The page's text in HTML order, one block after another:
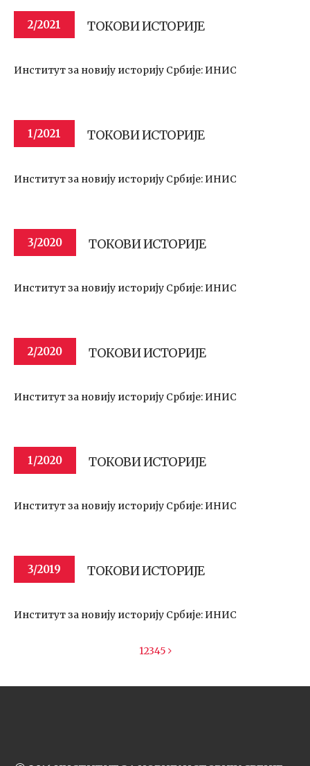
2/2021 ТОКОВИ ИСТОРИЈЕ
Институт за новију историју Србије: ИНИС
1/2021 ТОКОВИ ИСТОРИЈЕ
Институт за новију историју Србије: ИНИС
3/2020 ТОКОВИ ИСТОРИЈЕ
Институт за новију историју Србије: ИНИС
2/2020 ТОКОВИ ИСТОРИЈЕ
Институт за новију историју Србије: ИНИС
1/2020 ТОКОВИ ИСТОРИЈЕ
Институт за новију историју Србије: ИНИС
3/2019 ТОКОВИ ИСТОРИЈЕ
Институт за новију историју Србије: ИНИС
12345